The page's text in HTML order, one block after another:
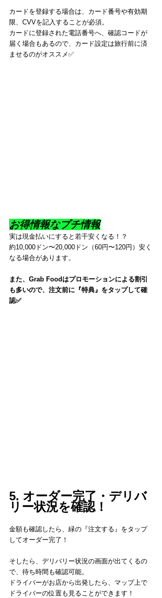
カードを登録する場合は、カード番号や有効期
限、CVVを記入することが必須。
カードに登録された電話番号へ、確認コードが
届く場合もあるので、カード設定は旅行前に済
ませるのがオススメ✅
お得情報なプチ情報
実は現金払いにすると若干安くなる！？
約10,000ドン〜20,000ドン（60円〜120円）安く
なる場合があります。
また、Grab Foodはプロモーションによる割引
も多いので、注文前に『特典』をタップして確
認✅
5. オーダー完了・デリバ
リー状況を確認！
金額も確認したら、緑の『注文する』をタップ
してオーダー完了！
そしたら、デリバリー状況の画面が出てくるの
で、待ち時間も確認可能。
ドライバーがお店から出発したら、マップ上で
ドライバーの位置も見ることができます！